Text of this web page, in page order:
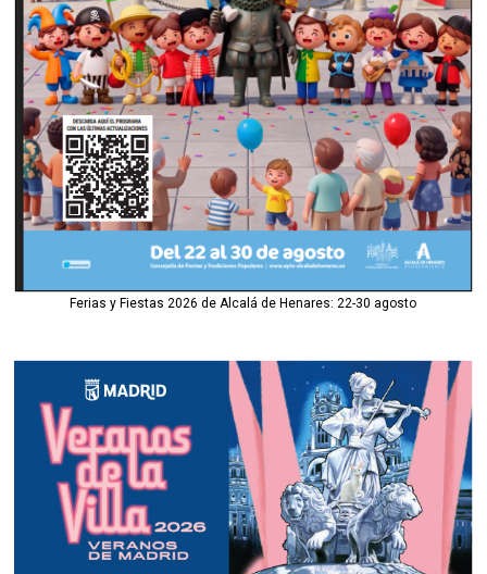
Ferias y Fiestas 2026 de Alcalá de Henares: 22-30 agosto